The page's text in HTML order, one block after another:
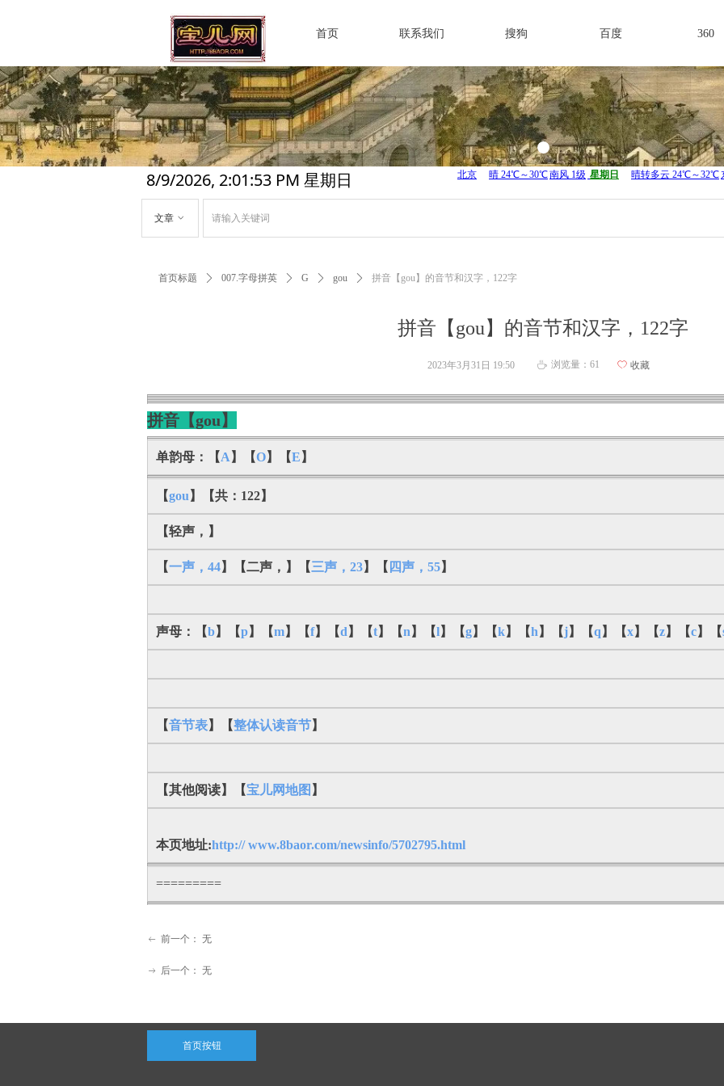
首页 联系我们 搜狗 百度 360
8/9/2026, 2:01:54 PM 星期日
文章 ꀁ
ꂃ 前一个： 无
ꁹ 后一个： 无
拼音【gou】
单韵母：【A 】【O】【E 】
【gou 】【共：122】
【轻声，】
【一声，44】【二声，】【三声，23】【 四声，55】
声母：【b】【p】【m】【f】【d 】【t】【n 】【l】【g】【k】【h 】【j】【q 】【x】【z】【c】【
【音节表】【整体认读音节】
【其他阅读】【宝儿网地图 】
本页地址:http:// www.8baor.com/newsinfo/5702795.html
=========
拼音【gou】的音节和汉字，122字
2023年3月31日 19:50 ꄘ 浏览量： 61 ꄀ 收藏
首页标题 ꄲ 007.字母拼英 ꄲ G ꄲ gou ꄲ 拼音【gou】的音节和汉字，122字
首页按钮